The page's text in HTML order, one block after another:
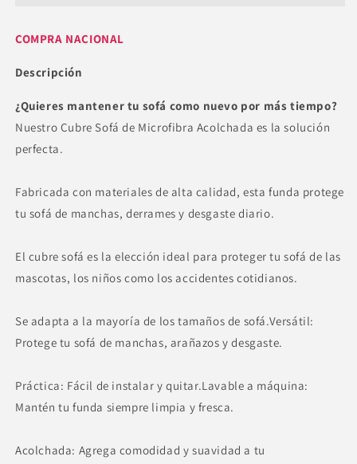
COMPRA NACIONAL
Descripción
¿Quieres mantener tu sofá como nuevo por más tiempo?
Nuestro Cubre Sofá de Microfibra Acolchada es la solución
perfecta.
Fabricada con materiales de alta calidad, esta funda protege
tu sofá de manchas, derrames y desgaste diario.
El cubre sofá es la elección ideal para proteger tu sofá de las
mascotas, los niños como los accidentes cotidianos.
Se adapta a la mayoría de los tamaños de sofá.Versátil:
Protege tu sofá de manchas, arañazos y desgaste.
Práctica: Fácil de instalar y quitar.Lavable a máquina:
Mantén tu funda siempre limpia y fresca.
Acolchada: Agrega comodidad y suavidad a tu